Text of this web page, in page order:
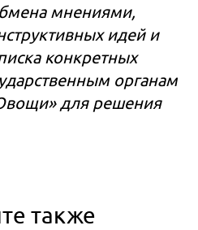
мнениями,
идей и
конкретных
органам
для решения
также